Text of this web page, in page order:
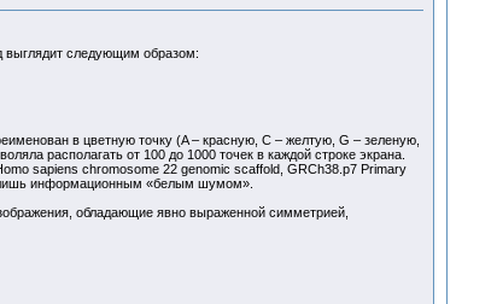
выглядит следующим образом:
в цветную точку (A – красную, C – желтую, G – зеленую,
располагать от 100 до 1000 точек в каждой строке экрана.
sapiens chromosome 22 genomic scaffold, GRCh38.p7 Primary
лишь информационным «белым шумом».
обладающие явно выраженной симметрией,